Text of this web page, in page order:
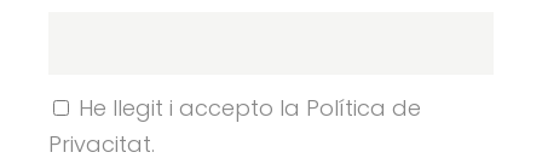
He llegit i accepto la Política de
Privacitat.